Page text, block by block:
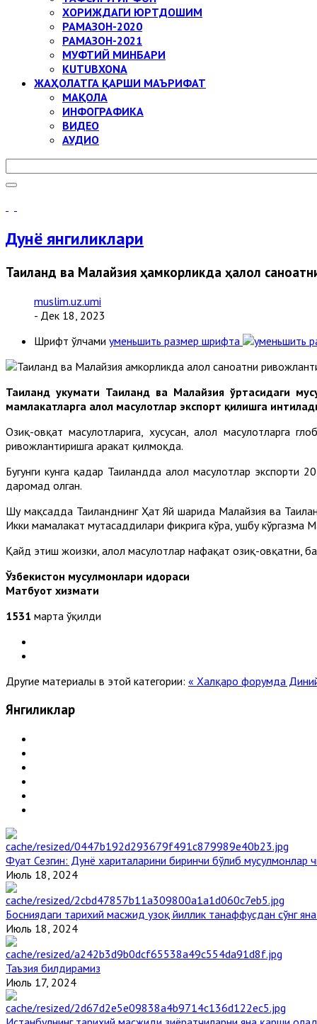
ХОРИЖДАГИ ЮРТДОШИМ
РАМАЗОН-2020
РАМАЗОН-2021
МУФТИЙ МИНБАРИ
KUTUBXONA
ЖАҲОЛАТГА ҚАРШИ МАЪРИФАТ
МАҚОЛА
ИНФОГРАФИКА
ВИДЕО
АУДИО
Дунё янгиликлари
Таиланд ва Малайзия ҳамкорликда ҳалол
muslim.uz.umi
- Дек 18, 2023
Шрифт ўлчами уменьшить размер шрифта
Таиланд ҳукумати Таиланд ва Малайзия ўртасидаги
мамлакатларга ҳалол маҳсулотлар экспорт қилишга
Озиқ-овқат маҳсулотларига, хусусан, ҳалол
ривожлантиришга ҳаракат қилмоқда.
Бугунги кунга қадар Таиландда ҳалол маҳсулотлар
даромад олган.
Шу мақсадда Таиланднинг Ҳат Яй шаҳрида Малайзия ва
Икки мамалакат мутасаддилари фикрига кўра, ушбу
Қайд этиш жоизки, ҳалол маҳсулотлар нафақат озиқ-овқатни,
Ўзбекистон мусулмонлари идораси
Матбуот хизмати
1531 марта ўқилди
Другие материалы в этой категории: « Халқаро форумда
Янгиликлар
Фуат Сезгин: Дунё хариталарини биринчи бўлиб мусулмонлар
Июль 18, 2024
Босниядаги тарихий масжид узоқ йиллик танаффусдан сўнг
Июль 18, 2024
Таъзия билдирамиз
Июль 17, 2024